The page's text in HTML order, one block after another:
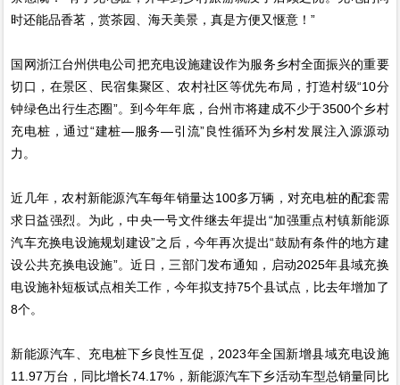
时还能品香茗，赏茶园、海天美景，真是方便又惬意！”
国网浙江台州供电公司把充电设施建设作为服务乡村全面振兴的重要
切口，在景区、民宿集聚区、农村社区等优先布局，打造村级“10分
钟绿色出行生态圈”。到今年年底，台州市将建成不少于3500个乡村
充电桩，通过“建桩—服务—引流”良性循环为乡村发展注入源源动
力。
近几年，农村新能源汽车每年销量达100多万辆，对充电桩的配套需
求日益强烈。为此，中央一号文件继去年提出“加强重点村镇新能源
汽车充换电设施规划建设”之后，今年再次提出“鼓励有条件的地方建
设公共充换电设施”。近日，三部门发布通知，启动2025年县域充换
电设施补短板试点相关工作，今年拟支持75个县试点，比去年增加了
8个。
新能源汽车、充电桩下乡良性互促，2023年全国新增县域充电设施
11.97万台，同比增长74.17%，新能源汽车下乡活动车型总销量同比